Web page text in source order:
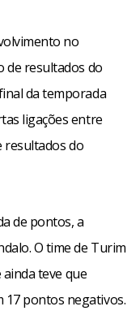
no
de resultados do
da temporada
ligações entre
resultados do
de pontos, a
O time de Turim
teve que
17 pontos negativos.